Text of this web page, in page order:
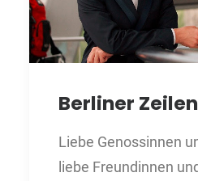
Berliner
Liebe Genossinnen
liebe Freundinnen